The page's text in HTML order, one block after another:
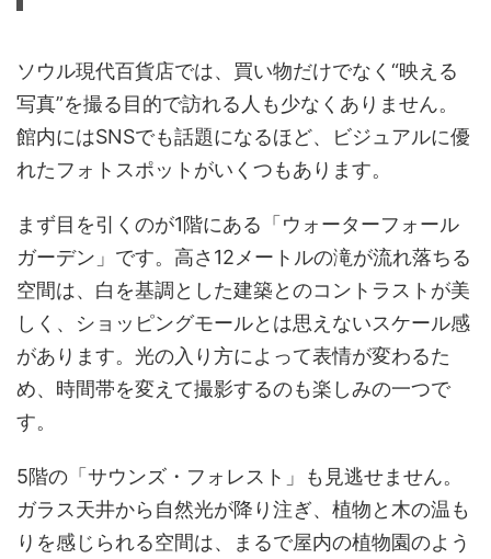
ソウル現代百貨店では、買い物だけでなく“映える
写真”を撮る目的で訪れる人も少なくありません。
館内にはSNSでも話題になるほど、ビジュアルに優
れたフォトスポットがいくつもあります。
まず目を引くのが1階にある「ウォーターフォール
ガーデン」です。高さ12メートルの滝が流れ落ちる
空間は、白を基調とした建築とのコントラストが美
しく、ショッピングモールとは思えないスケール感
があります。光の入り方によって表情が変わるた
め、時間帯を変えて撮影するのも楽しみの一つで
す。
5階の「サウンズ・フォレスト」も見逃せません。
ガラス天井から自然光が降り注ぎ、植物と木の温も
りを感じられる空間は、まるで屋内の植物園のよう